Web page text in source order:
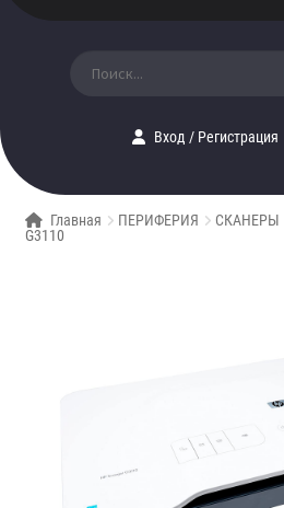
Вход/ Регистрация
Главная ПЕРИФЕРИЯ СКАНЕРЫ
G3110